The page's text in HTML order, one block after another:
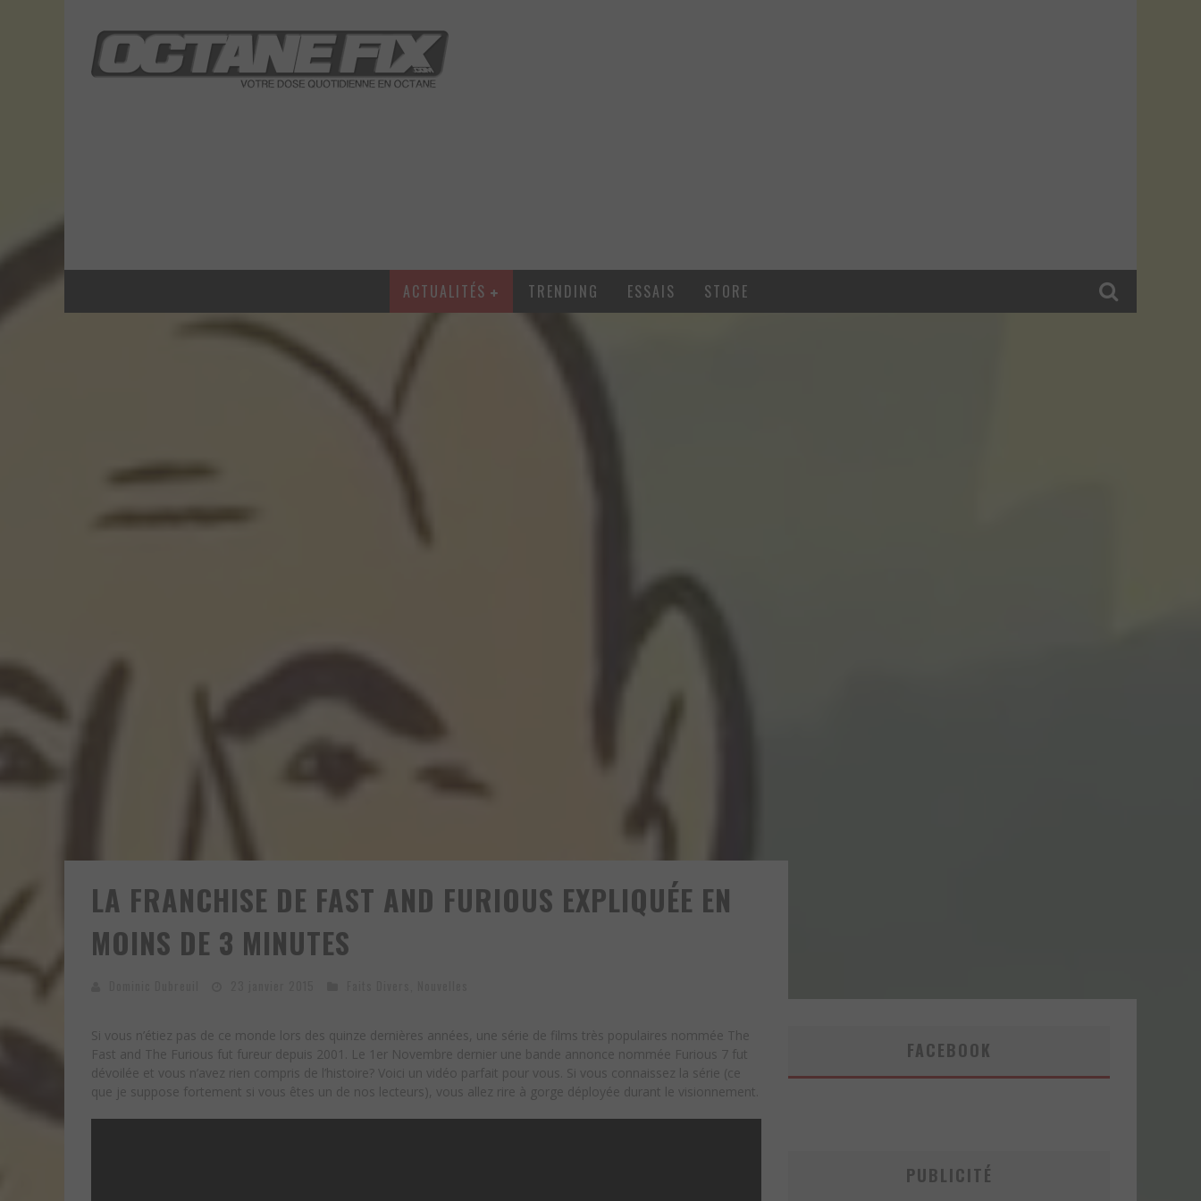
ACTUALITÉS TRENDING ESSAIS STORE
LA FRANCHISE DE FAST AND FURIOUS EXPLIQUÉE EN
MOINS DE 3 MINUTES
Si vous n’étiez pas de ce monde lors des quinze dernières années, une série de films très populaires nommée The
Fast and The Furious fut fureur depuis 2001. Le 1er Novembre dernier une bande annonce nommée Furious 7 fut
dévoilée et vous n’avez rien compris de l’histoire? Voici un vidéo parfait pour vous. Si vous connaissez la série (ce
que je suppose fortement si vous êtes un de nos lecteurs), vous allez rire à gorge déployée durant le visionnement.
FACEBOOK
PUBLICITÉ